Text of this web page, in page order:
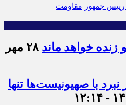
جمهور مقاومت
خواهد ماند
۲۸ مهر
نبرد با صهیونیست‌ها تنها